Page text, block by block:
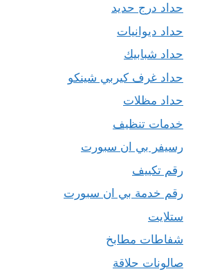
حداد درج حديد
حداد ديوانيات
حداد شبابيك
حداد غرف كيربي شينكو
حداد مظلات
خدمات تنظيف
رسيفر بي ان سبورت
رقم تكييف
رقم خدمة بي ان سبورت
ستلايت
شفاطات مطابخ
صالونات حلاقة